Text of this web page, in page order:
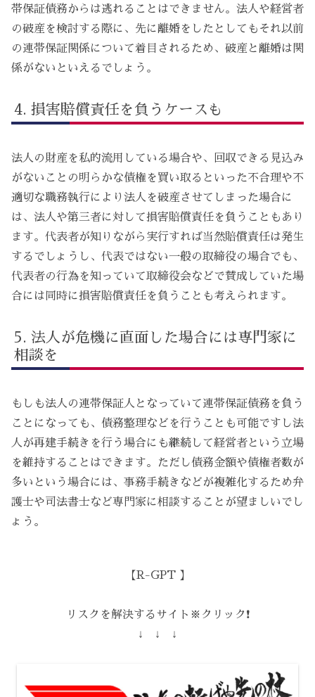
帯保証債務からは逃れることはできません。法人や経営者
の破産を検討する際に、先に離婚をしたとしてもそれ以前
の連帯保証関係について着目されるため、破産と離婚は関
係がないといえるでしょう。
損害賠償責任を負うケースも
法人の財産を私的流用している場合や、回収できる見込み
がないことの明らかな債権を買い取るといった不合理や不
適切な職務執行により法人を破産させてしまった場合に
は、法人や第三者に対して損害賠償責任を負うこともあり
ます。代表者が知りながら実行すれば当然賠償責任は発生
するでしょうし、代表ではない一般の取締役の場合でも、
代表者の行為を知っていて取締役会などで賛成していた場
合には同時に損害賠償責任を負うことも考えられます。
法人が危機に直面した場合には専門家に
相談を
もしも法人の連帯保証人となっていて連帯保証債務を負う
ことになっても、債務整理などを行うことも可能ですし法
人が再建手続きを行う場合にも継続して経営者という立場
を維持することはできます。ただし債務金額や債権者数が
多いという場合には、事務手続きなどが複雑化するため弁
護士や司法書士など専門家に相談することが望ましいでし
ょう。
【R-GPT 】
リスクを解決するサイト※クリック❗️
↓ ↓ ↓